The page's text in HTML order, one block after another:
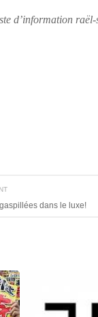
d’information raël-
dans le luxe!